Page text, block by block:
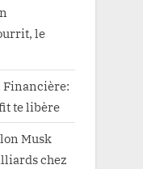
le
Financière:
te libère
Musk
chez